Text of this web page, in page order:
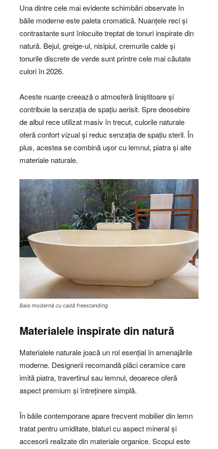
Una dintre cele mai evidente schimbări observate în
băile moderne este paleta cromatică. Nuanțele reci și
contrastante sunt înlocuite treptat de tonuri inspirate din
natură. Bejul, greige-ul, nisipiul, cremurile calde și
tonurile discrete de verde sunt printre cele mai căutate
culori în 2026.
Aceste nuanțe creează o atmosferă liniștitoare și
contribuie la senzația de spațiu aerisit. Spre deosebire
de albul rece utilizat masiv în trecut, culorile naturale
oferă confort vizual și reduc senzația de spațiu steril. În
plus, acestea se combină ușor cu lemnul, piatra și alte
materiale naturale.
Baie modernă cu cadă freestanding
Materialele inspirate din natură
Materialele naturale joacă un rol esențial în amenajările
moderne. Designerii recomandă plăci ceramice care
imită piatra, travertinul sau lemnul, deoarece oferă
aspect premium și întreținere simplă.
În băile contemporane apare frecvent mobilier din lemn
tratat pentru umiditate, blaturi cu aspect mineral și
accesorii realizate din materiale organice. Scopul este